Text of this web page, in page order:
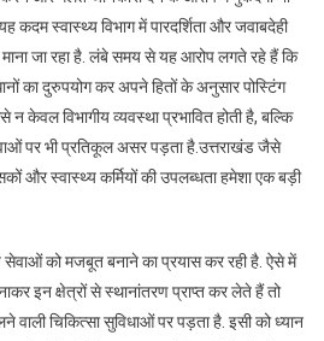
कदम स्वास्थ्य विभाग में पारदर्शिता और जवाबदेही
माना जा रहा है. लंबे समय से यह आरोप लगते रहे हैं कि
का दुरुपयोग कर अपने हितों के अनुसार पोस्टिंग
केवल विभागीय व्यवस्था प्रभावित होती है, बल्कि
पर भी प्रतिकूल असर पड़ता है.उत्तराखंड जैसे
और स्वास्थ्य कर्मियों की उपलब्धता हमेशा एक बड़ी
सेवाओं को मजबूत बनाने का प्रयास कर रही है. ऐसे में
इन क्षेत्रों से स्थानांतरण प्राप्त कर लेते हैं तो
चिकित्सा सुविधाओं पर पड़ता है. इसी को ध्यान